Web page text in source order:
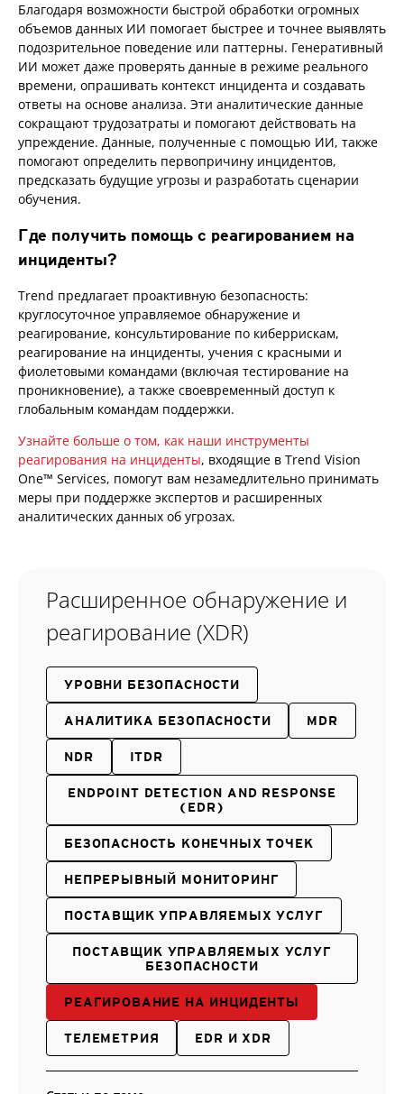
Благодаря возможности быстрой обработки огромных
объемов данных ИИ помогает быстрее и точнее выявлять
подозрительное поведение или паттерны. Генеративный
ИИ может даже проверять данные в режиме реального
времени, опрашивать контекст инцидента и создавать
ответы на основе анализа. Эти аналитические данные
сокращают трудозатраты и помогают действовать на
упреждение. Данные, полученные с помощью ИИ, также
помогают определить первопричину инцидентов,
предсказать будущие угрозы и разработать сценарии
обучения.
Где получить помощь с реагированием на
инциденты?
Trend предлагает проактивную безопасность:
круглосуточное управляемое обнаружение и
реагирование, консультирование по киберрискам,
реагирование на инциденты, учения с красными и
фиолетовыми командами (включая тестирование на
проникновение), а также своевременный доступ к
глобальным командам поддержки.
Узнайте больше о том, как наши инструменты
реагирования на инциденты, входящие в Trend Vision
One™ Services, помогут вам незамедлительно принимать
меры при поддержке экспертов и расширенных
аналитических данных об угрозах.
Расширенное обнаружение и
реагирование (XDR)
УРОВНИ БЕЗОПАСНОСТИ
АНАЛИТИКА БЕЗОПАСНОСТИ MDR
NDR ITDR
ENDPOINT DETECTION AND RESPONSE
(EDR)
БЕЗОПАСНОСТЬ КОНЕЧНЫХ ТОЧЕК
НЕПРЕРЫВНЫЙ МОНИТОРИНГ
ПОСТАВЩИК УПРАВЛЯЕМЫХ УСЛУГ
ПОСТАВЩИК УПРАВЛЯЕМЫХ УСЛУГ
БЕЗОПАСНОСТИ
РЕАГИРОВАНИЕ НА ИНЦИДЕНТЫ
ТЕЛЕМЕТРИЯ EDR И XDR